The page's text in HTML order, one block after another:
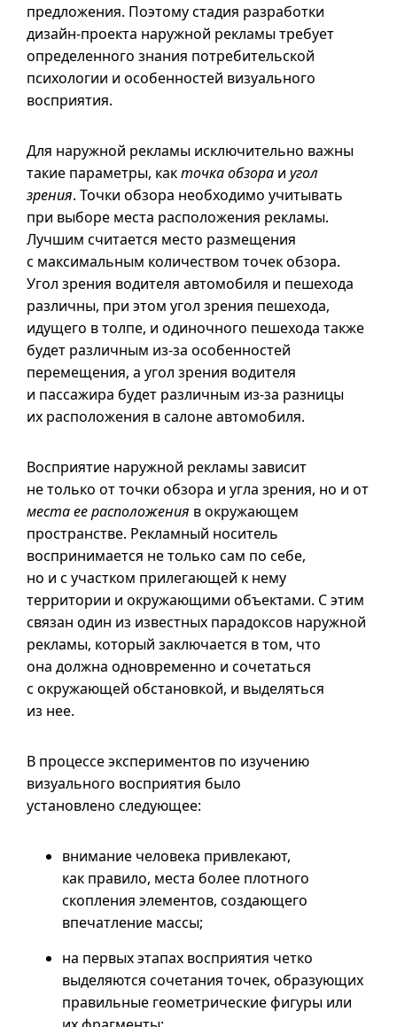
предложения. Поэтому стадия разработки
дизайн-проекта наружной рекламы требует
определенного знания потребительской
психологии и особенностей визуального
восприятия.
Для наружной рекламы исключительно важны
такие параметры, какточка обзора и угол
зрения. Точки обзора необходимо учитывать
при выборе места расположения рекламы.
Лучшим считается место размещения
с максимальным количеством точек обзора.
Угол зрения водителя автомобиля и пешехода
различны, при этом угол зрения пешехода,
идущего в толпе, и одиночного пешехода также
будет различным из-за особенностей
перемещения, а угол зрения водителя
и пассажира будет различным из-за разницы
их расположения в салоне автомобиля.
Восприятие наружной рекламы зависит
не только от точки обзора и угла зрения, но и от
места ее расположения в окружающем
пространстве. Рекламный носитель
воспринимается не только сам по себе,
но и с участком прилегающей к нему
территории и окружающими объектами. С этим
связан один из известных парадоксов наружной
рекламы, который заключается в том, что
она должна одновременно и сочетаться
с окружающей обстановкой, и выделяться
из нее.
В процессе экспериментов по изучению
визуального восприятия было
установлено следующее:
внимание человека привлекают,
как правило, места более плотного
скопления элементов, создающего
впечатление массы;
на первых этапах восприятия четко
выделяются сочетания точек, образующих
правильные геометрические фигуры или